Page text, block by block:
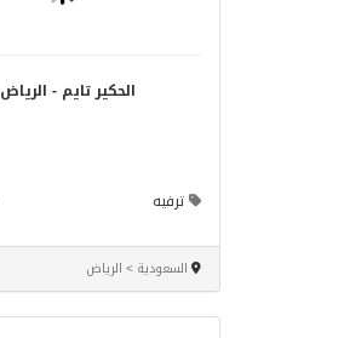
الحكير تايم - الرياض
ترفيه
السعودية > الرياض